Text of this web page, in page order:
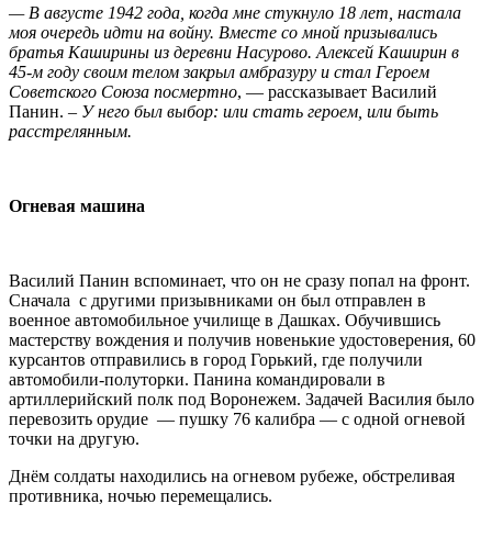
— В августе 1942 года, когда мне стукнуло 18 лет, настала
моя очередь идти на войну. Вместе со мной призывались
братья Каширины из деревни Насурово. Алексей Каширин в
45-м году своим телом закрыл амбразуру и стал Героем
Советского Союза посмертно, — рассказывает Василий
Панин. – У него был выбор: или стать героем, или быть
расстрелянным.
Огневая машина
Василий Панин вспоминает, что он не сразу попал на фронт.
Сначала с другими призывниками он был отправлен в
военное автомобильное училище в Дашках. Обучившись
мастерству вождения и получив новенькие удостоверения, 60
курсантов отправились в город Горький, где получили
автомобили-полуторки. Панина командировали в
артиллерийский полк под Воронежем. Задачей Василия было
перевозить орудие — пушку 76 калибра — с одной огневой
точки на другую.
Днём солдаты находились на огневом рубеже, обстреливая
противника, ночью перемещались.